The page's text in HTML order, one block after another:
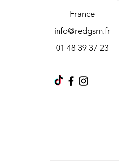
France
info@redgsm.fr
01 48 39 37 23